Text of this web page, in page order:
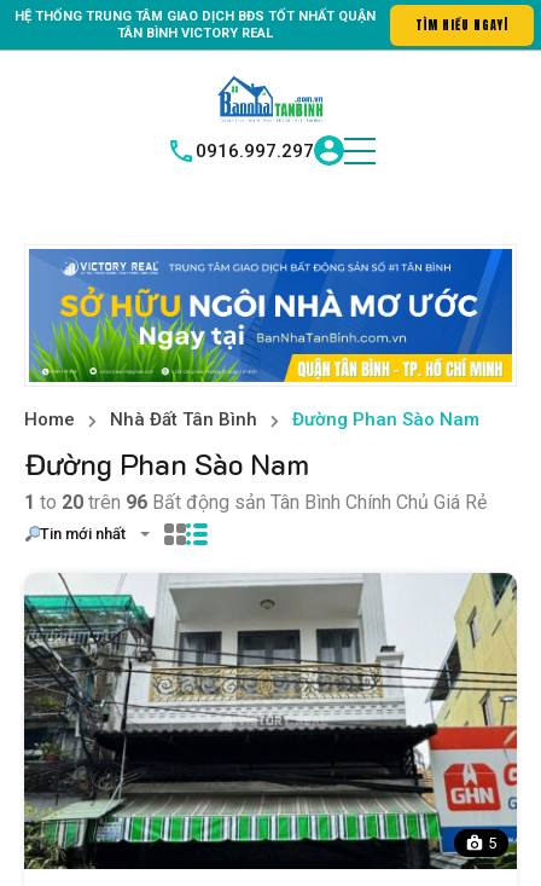
bất động sản hoàn hảo, là nơi bạn bắt đầu hành trình của
0916.997.297
Home Nhà Đất Tân Bình Đường Phan Sào Nam
Đường Phan Sào Nam
1 to 20 trên 96 Bất động sản Tân Bình Chính Chủ Giá Rẻ
Tin mới nhất
5
HỆ THỐNG TRUNG TÂM GIAO DỊCH BĐS TỐT NHẤT QUẬN
TÂN BÌNHVICTORY REAL TÌM HIỂU N|